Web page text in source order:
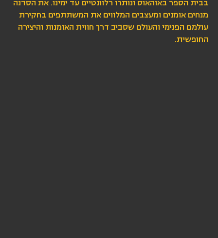
בבית הספר באוהאוס ונותרו רלוונטיים עד ימינו. את הסדנה
מנחים אומנים ומעצבים המלווים את המשתתפים בחקירת
עולמם הפנימי והעולם שסביב דרך חווית האומנות והיצירה
החופשית.